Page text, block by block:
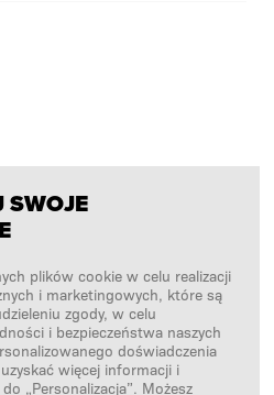
SWOJE
plików cookie w celu realizacji
i marketingowych, które są
zgody, w celu
i bezpieczeństwa naszych
doświadczenia
więcej informacji i
„Personalizacja”. Możesz